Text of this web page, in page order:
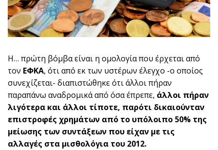
Η… πρώτη βόμβα είναι η ομολογία που έρχεται από
τον ΕΦΚΑ, ότι από εκ των υστέρων έλεγχο -ο οποίος
συνεχίζεται- διαπιστώθηκε ότι άλλοι πήραν
παραπάνω αναδρομικά από όσα έπρεπε, άλλοι πήραν
λιγότερα και άλλοι τίποτε, παρότι δικαιούνταν
επιστροφές χρημάτων από το υπόλοιπο 50% της
μείωσης των συντάξεων που είχαν με τις
αλλαγές στα μισθολόγια του 2012.